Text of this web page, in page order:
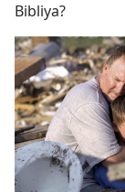
Bibliya?